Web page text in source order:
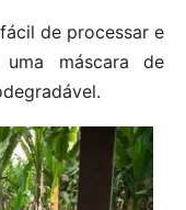
de processar e
máscara de